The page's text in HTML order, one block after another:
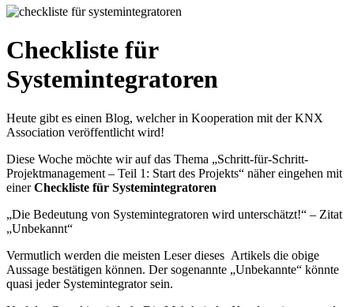
Checkliste für
Systemintegratoren
Heute gibt es einen Blog, welcher in Kooperation mit der KNX
Association veröffentlicht wird!
Diese Woche möchte wir auf das Thema „Schritt-für-Schritt-
Projektmanagement – Teil 1: Start des Projekts“ näher eingehen mit
einerCheckliste für Systemintegratoren
„Die Bedeutung von Systemintegratoren wird unterschätzt!“ – Zitat
„Unbekannt“
Vermutlich werden die meisten Leser dieses Artikels die obige
Aussage bestätigen können. Der sogenannte „Unbekannte“ könnte
quasi jeder Systemintegrator sein.